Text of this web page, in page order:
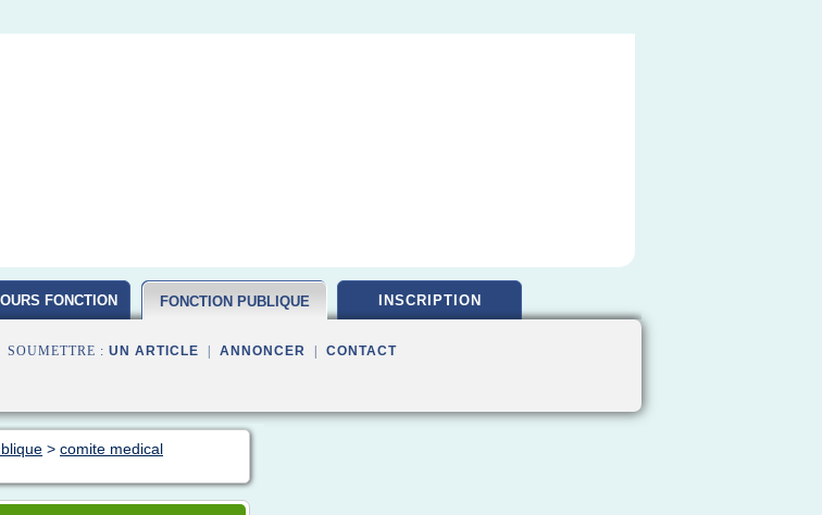
FONCTION
D ETAT 2016
FONCTION PUBLIQUE INSCRIPTION
: UN ARTICLE ANNONCER CONTACT
> comite medical